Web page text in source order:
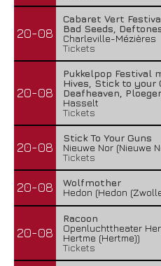
20-08
Cabaret Vert
Bad Seeds,
Charleville-Mézières
Tickets
20-08
Pukkelpop Festival
Hives, Stick to your
Deafheaven,
Hasselt
Tickets
20-08
Stick To Your Guns
Nieuwe Nor (Nieuwe
Tickets
20-08
Wolfmother
Hedon (Hedon
20-08
Racoon
Openluchttheater
Hertme (Hertme))
Tickets